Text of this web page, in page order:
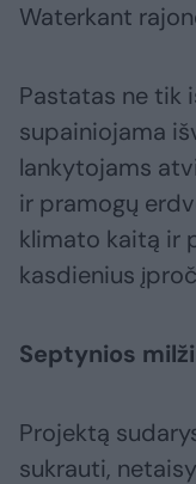
Waterkant
Pastatas ne tik
supainiojama
lankytojams
ir pramogų
klimato kaitą ir
kasdienius
Septynios
Projektą
sukrauti,